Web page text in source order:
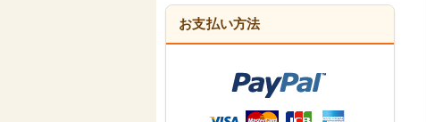
お支払い方法